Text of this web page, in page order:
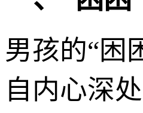
男孩的“困
自内心深